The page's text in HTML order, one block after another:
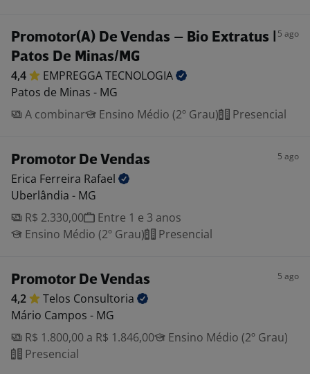
Promotor(A) De Vendas – Bio Extratus |
Patos De Minas/MG
5 ago
4,4 EMPREGGATECNOLOGIA
Patos de Minas - MG
A combinar
Ensino Médio (2º Grau) Presencial
Promotor De Vendas 5 ago
Erica Ferreira Rafael
Uberlândia - MG
R$ 2.330,00
Entre 1 e 3 anos
Ensino Médio (2º Grau)
Presencial
Promotor De Vendas 5 ago
4,2 Telos Consultoria
Mário Campos - MG
R$ 1.800,00 a R$ 1.846,00
Ensino Médio (2º Grau)
Presencial